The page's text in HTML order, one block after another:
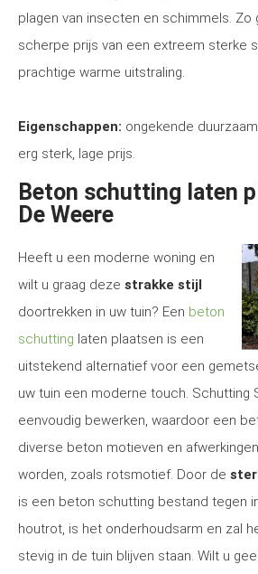
plagen van insecten en schimmels. Zo
scherpe prijs van een extreem sterke
prachtige warme uitstraling.
Eigenschappen: ongekende
erg sterk, lage prijs.
Beton schutting laten
De Weere
Heeft u een moderne woning en
wilt u graag deze strakke stijl
doortrekken in uw tuin? Een beton
schutting laten plaatsen is een
uitstekend alternatief voor een
uw tuin een moderne touch. Schutting
eenvoudig bewerken, waardoor een
diverse beton motieven en
worden, zoals rotsmotief. Door de
is een beton schutting bestand tegen
houtrot, is het onderhoudsarm en zal
stevig in de tuin blijven staan. Wilt u